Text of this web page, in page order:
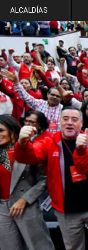
ALCALDÍAS